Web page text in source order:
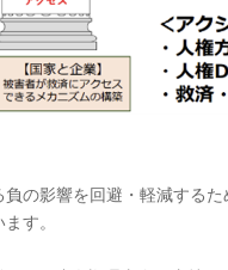
の影響を回避・軽減するた
す。